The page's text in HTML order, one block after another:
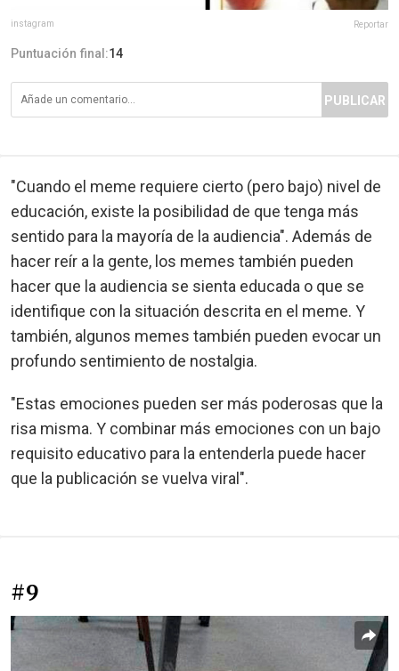
instagram Reportar
Puntuación final:14
PUBLICAR
"Cuando el meme requiere cierto (pero bajo) nivel de
educación, existe la posibilidad de que tenga más
sentido para la mayoría de la audiencia". Además de
hacer reír a la gente, los memes también pueden
hacer que la audiencia se sienta educada o que se
identifique con la situación descrita en el meme. Y
también, algunos memes también pueden evocar un
profundo sentimiento de nostalgia.
"Estas emociones pueden ser más poderosas que la
risa misma. Y combinar más emociones con un bajo
requisito educativo para la entenderla puede hacer
que la publicación se vuelva viral".
#9